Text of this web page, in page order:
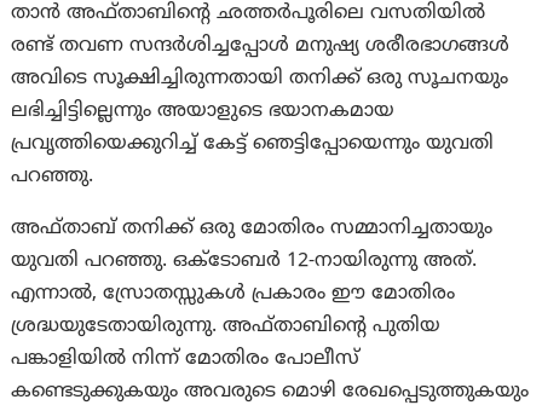
താന്‍ അഫ്താബിന്റെ ഛത്തർപൂരിലെ വസതിയിൽ
രണ്ട് തവണ സന്ദർശിച്ചപ്പോൾ മനുഷ്യ ശരീരഭാഗങ്ങൾ
അവിടെ സൂക്ഷിച്ചിരുന്നതായി തനിക്ക് ഒരു സൂചനയും
ലഭിച്ചിട്ടില്ലെന്നും അയാളുടെ ഭയാനകമായ
പ്രവൃത്തിയെക്കുറിച്ച് കേട്ട് ഞെട്ടിപ്പോയെന്നും യുവതി
പറഞ്ഞു.
അഫ്താബ് തനിക്ക് ഒരു മോതിരം സമ്മാനിച്ചതായും
യുവതി പറഞ്ഞു. ഒക്‌ടോബർ 12-നായിരുന്നു അത്.
എന്നാല്‍, സ്രോതസ്സുകൾ പ്രകാരം ഈ മോതിരം
ശ്രദ്ധയുടേതായിരുന്നു. അഫ്താബിന്റെ പുതിയ
പങ്കാളിയിൽ നിന്ന് മോതിരം പോലീസ്
കണ്ടെടുക്കുകയും അവരുടെ മൊഴി രേഖപ്പെടുത്തുകയും